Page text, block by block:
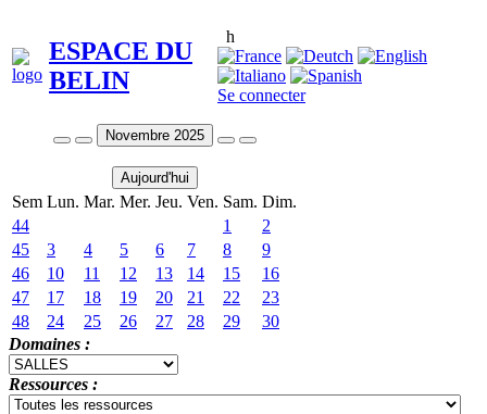
ESPACE DU
BELIN
h
Se connecter
Novembre 2025
Aujourd'hui
Sem Lun. Mar. Mer. Jeu. Ven. Sam. Dim.
44
1
2
45
3 4 5 6 7 8
9
46
10 11 12 13 14 15
16
47
17 18 19 20 21 22
23
48
24 25 26 27 28 29
30
Domaines :
Ressources :